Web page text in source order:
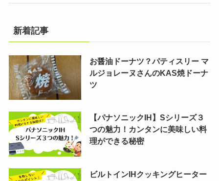
新着記事
お醤油ドーナツ？パティスリー マ
ルジョレーヌさんのKAS焼ドーナ
ツ
【パナソニックIH】Sシリーズ３
つの魅力！カンタンに美味しい料
理ができる秘密
ビルトインIHクッキングヒーター